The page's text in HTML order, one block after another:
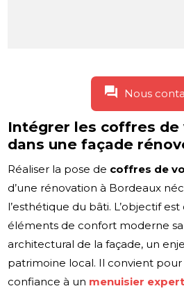
Nous
Intégrer les coffres de
dans une façade
Réaliser la pose de coffres de
d’une rénovation à Bordeaux
l’esthétique du bâti. L’objectif est
éléments de confort moderne
architectural de la façade, un
patrimoine local. Il convient pour
confiance à un menuisier